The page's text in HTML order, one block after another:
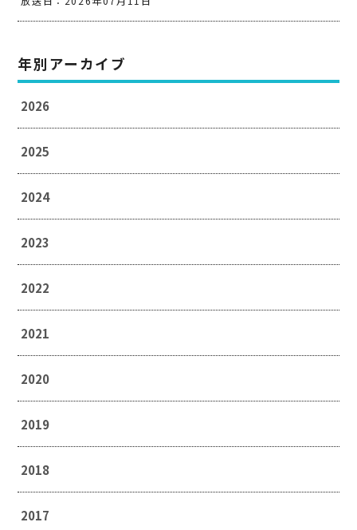
年別アーカイブ
2026
2025
2024
2023
2022
2021
2020
2019
2018
2017